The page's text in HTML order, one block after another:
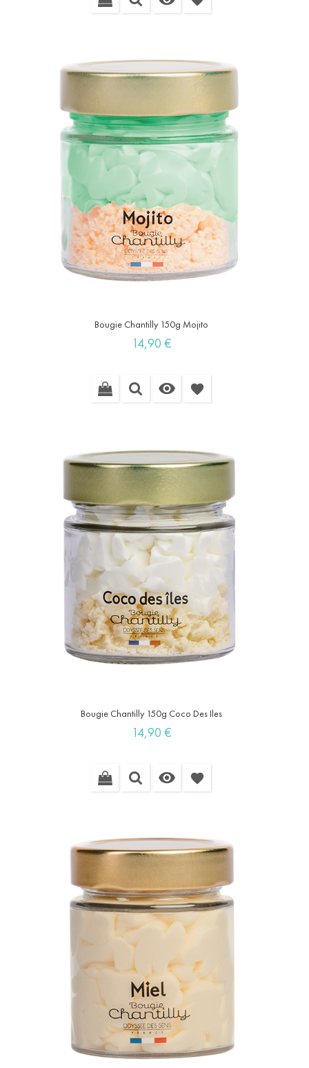
Bougie Chantilly 150g Mojito
Prix
14,90 €
 favorite
Bougie Chantilly 150g Coco Des Iles
Prix
14,90 €
 favorite